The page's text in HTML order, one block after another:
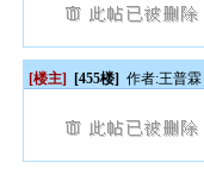
[楼主] [455楼] 作者:王普霖